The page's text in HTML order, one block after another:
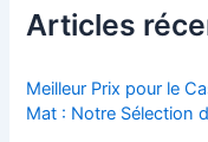
Articles
Meilleur Prix pour le
Mat : Notre Sélection